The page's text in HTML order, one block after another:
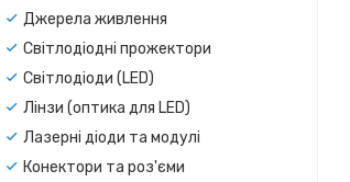
Джерела живлення
Світлодіодні прожектори
Світлодіоди (LED)
Лінзи (оптика для LED)
Лазерні діоди та модулі
Конектори та роз'єми